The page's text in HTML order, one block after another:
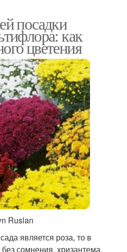
посадки
как
цветения
Ruslan
является роза, то в
сомнения, хризантема.